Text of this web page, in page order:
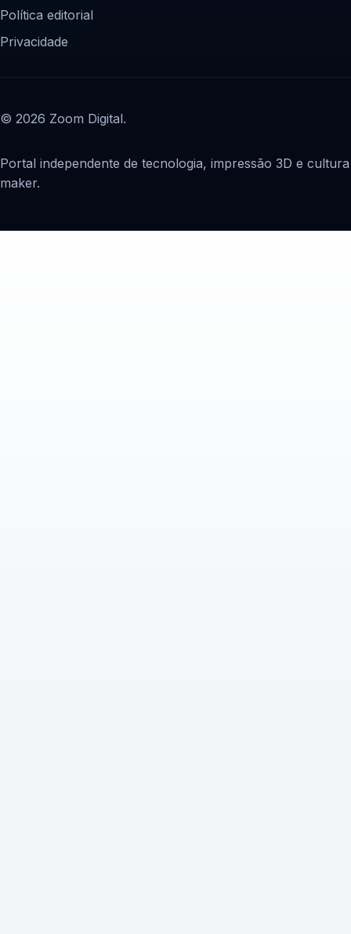
Política editorial
Privacidade
© 2026 Zoom Digital.
Portal independente de tecnologia, impressão 3D e cultura
maker.